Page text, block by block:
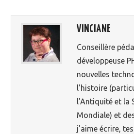
VINCIANE
Conseillère
développeuse
nouvelles
l'histoire
l'Antiquité et la
Mondiale) et
j'aime écrire,